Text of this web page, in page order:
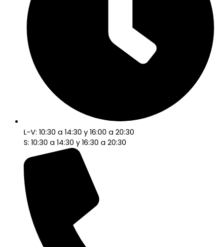
L-V: 10:30 a 14:30 y 16:00 a 20:30
S: 10:30 a 14:30 y 16:30 a 20:30